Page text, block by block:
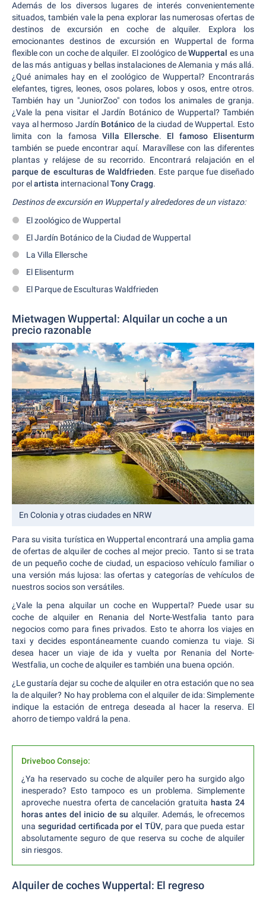
Además de los diversos lugares de interés convenientemente
situados, también vale la pena explorar las numerosas ofertas de
destinos de excursión en coche de alquiler. Explora los
emocionantes destinos de excursión en Wuppertal de forma
flexible con un coche de alquiler. El zoológico deWuppertal es una
de las más antiguas y bellas instalaciones de Alemania y más allá.
¿Qué animales hay en el zoológico de Wuppertal? Encontrarás
elefantes, tigres, leones, osos polares, lobos y osos, entre otros.
También hay un "JuniorZoo" con todos los animales de granja.
¿Vale la pena visitar el Jardín Botánico de Wuppertal? También
vaya al hermoso Jardín Botánicode la ciudad de Wuppertal. Esto
limita con la famosa Villa Ellersche. El famoso Elisenturm
también se puede encontrar aquí. Maravíllese con las diferentes
plantas y relájese de su recorrido. Encontrará relajación en el
parque de esculturas de Waldfrieden. Este parque fue diseñado
por elartista internacionalTony Cragg.
Destinos de excursión en Wuppertal y alrededores de un vistazo:
El zoológico de Wuppertal
El Jardín Botánico de la Ciudad de Wuppertal
La Villa Ellersche
El Elisenturm
El Parque de Esculturas Waldfrieden
Mietwagen Wuppertal: Alquilar un coche a un
precio razonable
En Colonia y otras ciudades en NRW
Para su visita turística en Wuppertal encontrará una amplia gama
de ofertas de alquiler de coches al mejor precio. Tanto si se trata
de un pequeño coche de ciudad, un espacioso vehículo familiar o
una versión más lujosa: las ofertas y categorías de vehículos de
nuestros socios son versátiles.
¿Vale la pena alquilar un coche en Wuppertal? Puede usar su
coche de alquiler en Renania del Norte-Westfalia tanto para
negocios como para fines privados. Esto te ahorra los viajes en
taxi y decides espontáneamente cuando comienza tu viaje. Si
desea hacer un viaje de ida y vuelta por Renania del Norte-
Westfalia, un coche de alquiler es también una buena opción.
¿Le gustaría dejar su coche de alquiler en otra estación que no sea
la de alquiler? No hay problema con el alquiler de ida: Simplemente
indique la estación de entrega deseada al hacer la reserva. El
ahorro de tiempo valdrá la pena.
Driveboo Consejo:
¿Ya ha reservado su coche de alquiler pero ha surgido algo
inesperado? Esto tampoco es un problema. Simplemente
aproveche nuestra oferta de cancelación gratuita hasta 24
horas antes del inicio de su alquiler. Además, le ofrecemos
una seguridad certificada por el TÜV, para que pueda estar
absolutamente seguro de que reserva su coche de alquiler
sin riesgos.
Alquiler de coches Wuppertal: El regreso